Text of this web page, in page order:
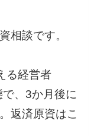
相談です。
る経営者
で、3か月後に
返済原資はこ